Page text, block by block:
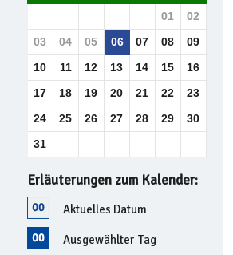
01
02
03
04 05 06 07 08
09
10
11 12 13 14 15
16
17
18 19 20 21 22
23
24
25 26 27 28 29
30
31
Erläuterungen zum Kalender:
Aktuelles Datum
Ausgewählter Tag